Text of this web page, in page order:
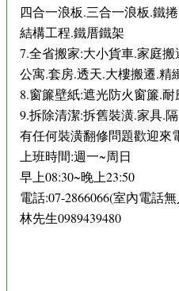
四合一浪板.三合一浪板.鐵
結構工程.鐵厝鐵架
7.全省搬家:大小貨車.家庭
公寓.套房.透天.大樓搬遷.精
8.窗簾壁紙:遮光防火窗簾.
9.拆除清潔:拆舊裝潢.家具.
有任何裝潢翻修問題歡迎來
上班時間:週一~周日
早上08:30~晚上23:50
電話:07-2866066(室內電話
林先生0989439480